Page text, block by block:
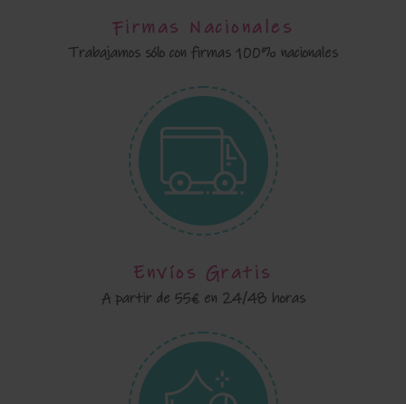
Firmas Nacionales
Trabajamos sólo con firmas 100% nacionales
Envíos Gratis
A partir de 55€ en 24/48 horas